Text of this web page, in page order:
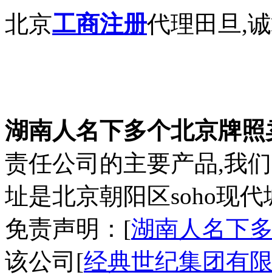
北京工商注册代理田旦,
湖南人名下多个北京牌
责任公司的主要产品,我
址是北京朝阳区soho现
免责声明：[湖南人名下
该公司[经典世纪集团有